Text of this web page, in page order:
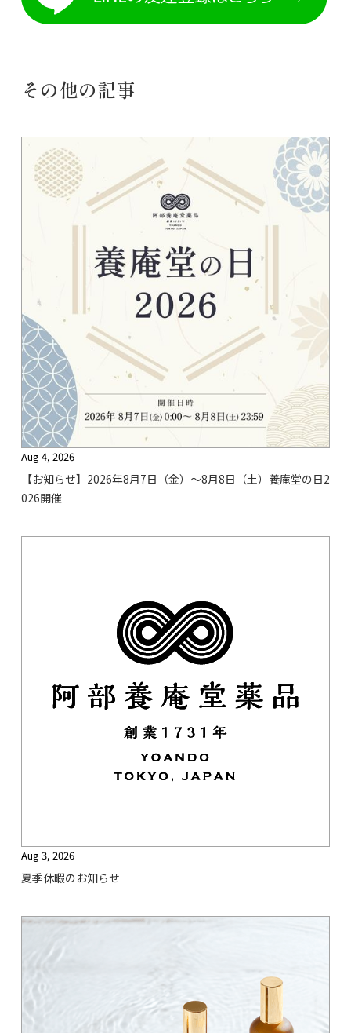
その他の記事
Aug 4, 2026
【お知らせ】2026年8月7日（金）〜8月8日（土）養庵堂の日2
026開催
Aug 3, 2026
夏季休暇のお知らせ